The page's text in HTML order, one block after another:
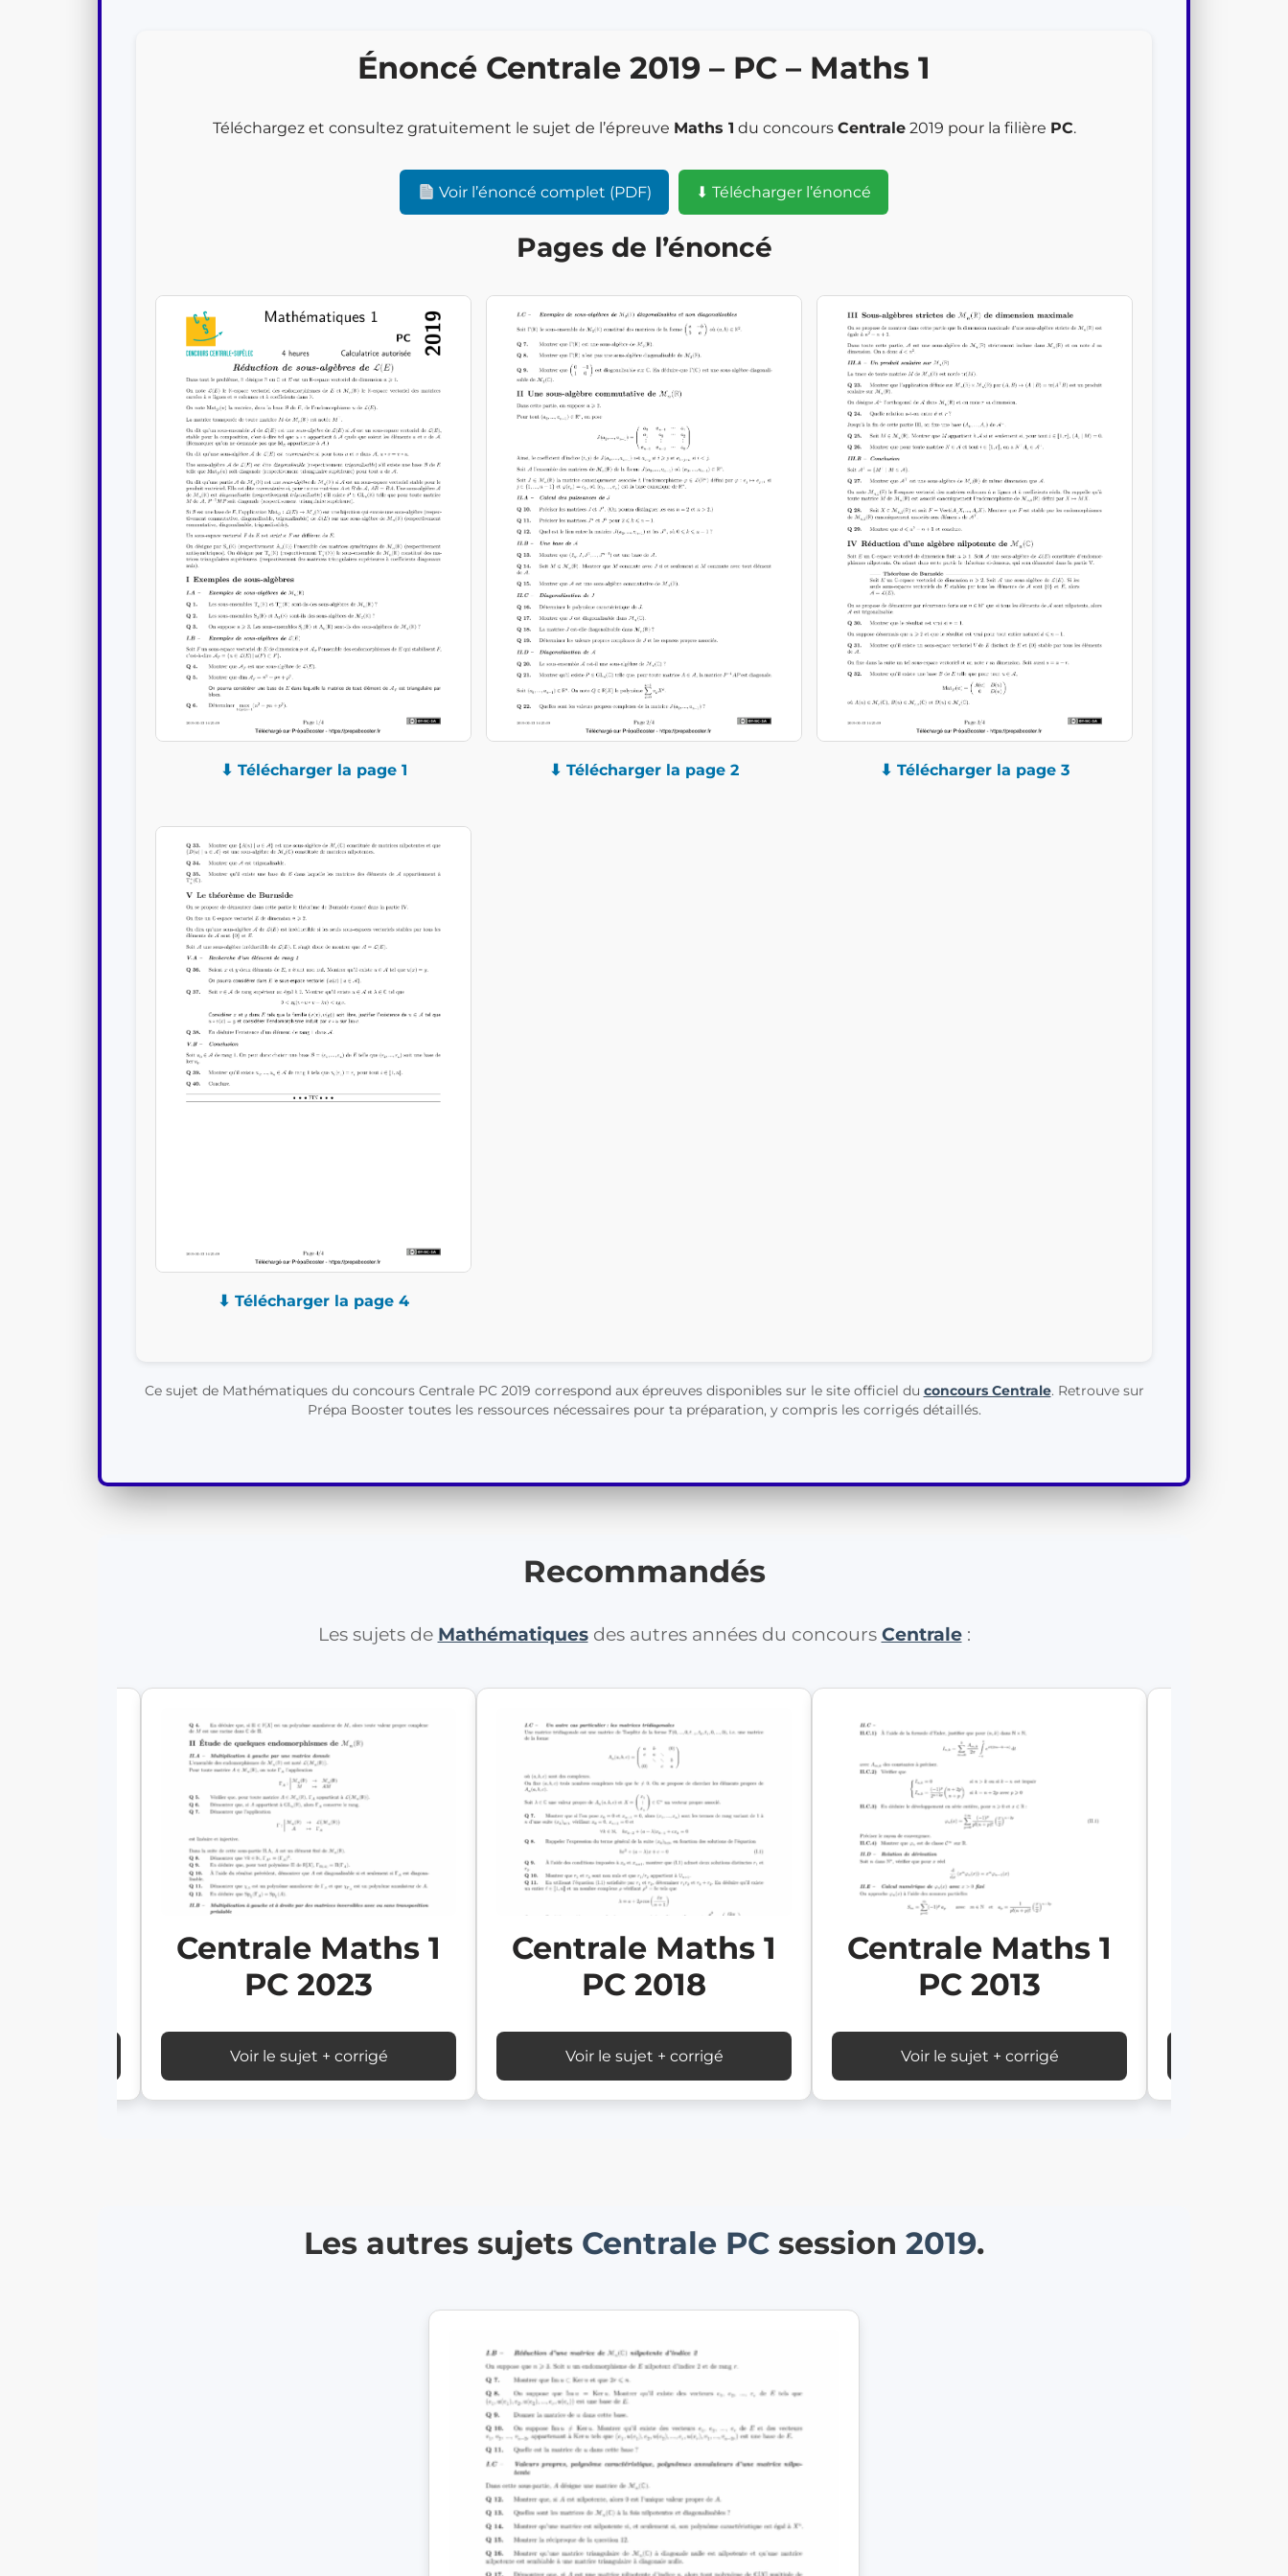
Énoncé Centrale 2019 – PC – Maths 1
Téléchargez et consultez gratuitement le sujet de l’épreuve Maths 1 du concours Centrale2019 pour la filière PC.
Voir l’énoncé complet (PDF) ⬇ Télécharger l’énoncé
Pages de l’énoncé
⬇ Télécharger la page 1 ⬇ Télécharger la page 2 ⬇ Télécharger la page 3
⬇ Télécharger la page 4
Ce sujet de Mathématiques du concours Centrale PC 2019 correspond aux épreuves disponibles sur le site officiel du concours Centrale. Retrouve sur
Prépa Booster toutes les ressources nécessaires pour ta préparation, y compris les corrigés détaillés.
Recommandés
Les sujets de Mathématiquesdes autres années du concours Centrale:
Centrale Maths 1
PC 2023
Voir le sujet + corrigé
Centrale Maths 1
PC 2018
Voir le sujet + corrigé
Centrale Maths 1
PC 2013
Voir le sujet + corrigé
Les autres sujets Centrale PC session 2019.